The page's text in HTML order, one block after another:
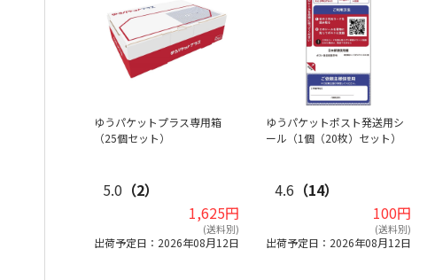
ゆうパケットプラス専用箱
（25個セット）
5.0 （2）
1,625円
(送料別)
出荷予定日：2026年08月12日
ゆうパケットポスト発送用シ
ール（1個（20枚）セット）
4.6 （14）
100円
(送料別)
出荷予定日：2026年08月12日